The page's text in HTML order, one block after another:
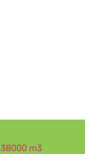
m3